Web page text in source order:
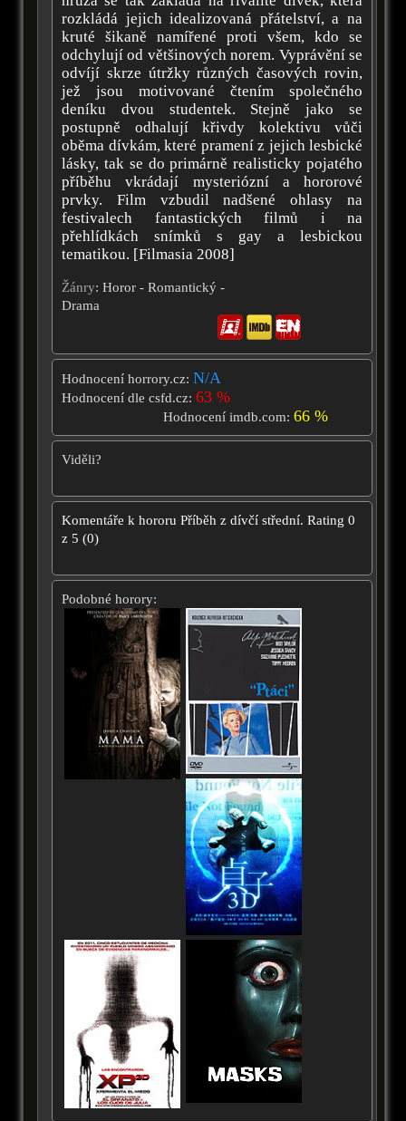
rozkládá jejich idealizovaná přátelství, a na
kruté šikaně namířené proti všem, kdo se
odchylují od většinových norem. Vyprávění se
odvíjí skrze útržky různých časových rovin,
jež jsou motivované čtením společného
deníku dvou studentek. Stejně jako se
postupně odhalují křivdy kolektivu vůči
oběma dívkám, které pramení z jejich lesbické
lásky, tak se do primárně realisticky pojatého
příběhu vkrádají mysteriózní a hororové
prvky. Film vzbudil nadšené ohlasy na
festivalech fantastických filmů i na
přehlídkách snímků s gay a lesbickou
tematikou. [Filmasia 2008]
Žánry: Horor - Romantický -
Drama
Hodnocení horrory.cz: N/A
Hodnocení dle csfd.cz: 63 %
Hodnocení imdb.com:66 %
Viděli?
Komentáře k hororu Příběh z dívčí střední. Rating 0
z 5 (0)
Podobné horory: